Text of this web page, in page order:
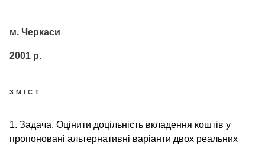
м. Черкаси
2001 р.
З М І С Т
1. Задача. Оцінити доцільність вкладення коштів у
пропоновані альтернативні варіанти двох реальних